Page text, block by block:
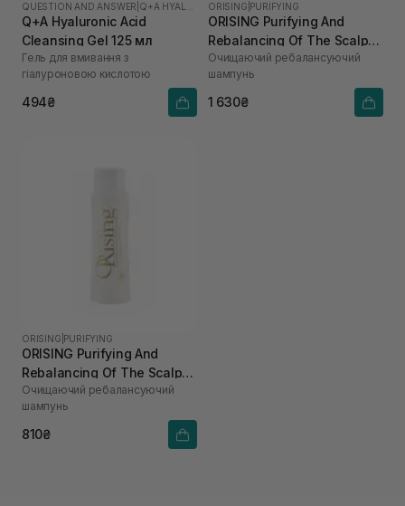
QUESTION AND ANSWER
Q+A Hyaluronic Acid
Cleansing Gel 125 мл
Гель для вмивання з
гіалуроновою кислотою
494₴
ORISING PURIFYING
ORISING Purifying And
Rebalancing Of The Scalp
Shampoo 250 мл
Очищаючий ребалансуючий
шампунь
1 630₴
ORISING PURIFYING
ORISING Purifying And
Rebalancing Of The Scalp
Shampoo 100 мл
Очищаючий ребалансуючий
шампунь
810₴